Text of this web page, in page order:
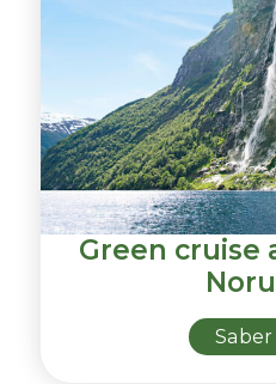
Green cruise
Saber